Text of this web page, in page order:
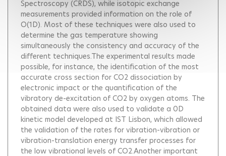
Spectroscopy (CRDS), while isotopic exchange
measurements provided information on the role of
O(1D). Most of these techniques were also used to
determine the gas temperature showing
simultaneously the consistency and accuracy of the
different techniques.The experimental results made
possible, for instance, the identification of the most
accurate cross section for CO2 dissociation by
electronic impact or the quantification of the
vibratory de-excitation of CO2 by oxygen atoms. The
obtained data were also used to validate a 0D
kinetic model developed at IST Lisbon, which allowed
the validation of the rates for vibration-vibration or
vibration-translation energy transfer processes for
the low vibrational levels of CO2.Another important